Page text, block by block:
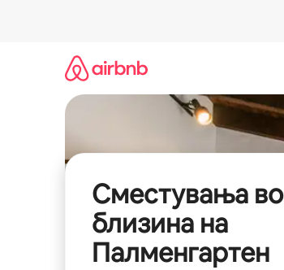
Сместувања во
близина на
Палменгартен